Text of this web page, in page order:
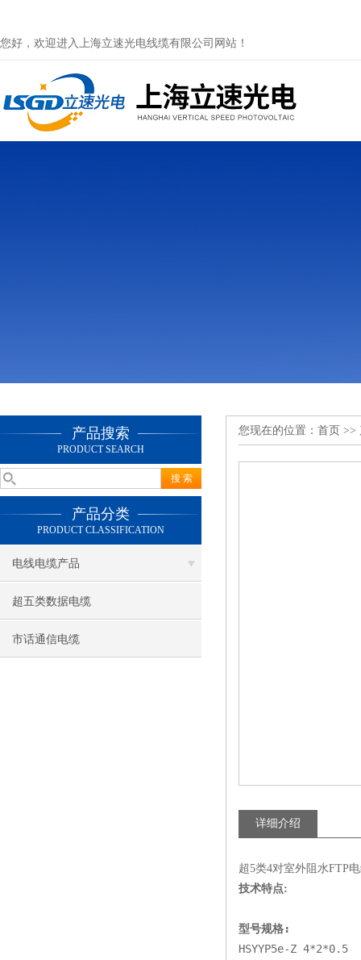
您好，欢迎进入上海立速光电线缆有限公司网站！
产品搜索
PRODUCT SEARCH
产品分类
PRODUCT CLASSIFICATION
电线电缆产品
超五类数据电缆
市话通信电缆
您现在的位置： 首页 >>
详细介绍
超5类4对室外阻水FTP
技术特点:
型号规格:
HSYYP5e-Z 4*2*0.5